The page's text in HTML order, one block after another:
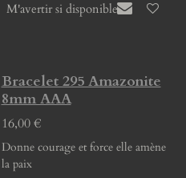
M'avertir si disponible
Bracelet 295 Amazonite
8mm AAA
16,00 €
Donne courage et force elle amène
la paix